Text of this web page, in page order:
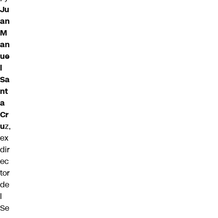
Ju
an
M
an
ue
l
Sa
nt
a
Cr
uz,
ex
dir
ec
tor
de
l
Se